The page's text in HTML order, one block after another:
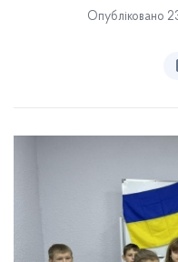
Опубліковано